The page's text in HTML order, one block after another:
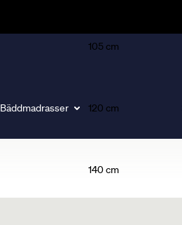
Bäddmadrasser
105 cm
120 cm
140 cm